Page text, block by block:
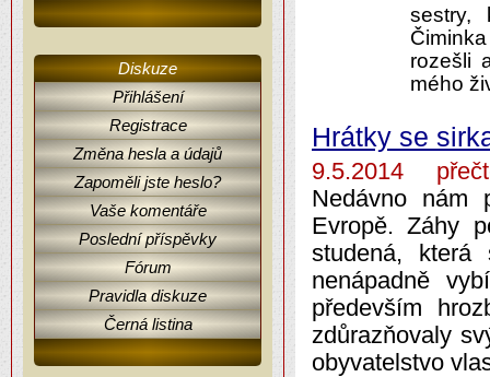
Diskuze
Přihlášení
Registrace
Změna hesla a údajů
Zapoměli jste heslo?
Vaše komentáře
Poslední příspěvky
Fórum
Pravidla diskuze
Černá listina
sestry,
rozešli
mého
Hrátky se
9.5.2014
Nedávno nám
Evropě. Záhy
studená,
nenápadně
především
zdůrazňovaly
obyvatelstvo